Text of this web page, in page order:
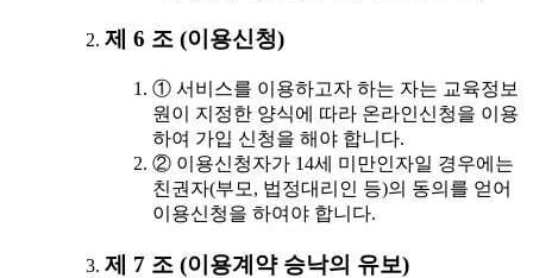
제 6 조 (이용신청)
① 서비스를 이용하고자 하는 자는 교육정보
원이 지정한 양식에 따라 온라인신청을 이용
하여 가입 신청을 해야 합니다.
② 이용신청자가 14세 미만인자일 경우에는
친권자(부모, 법정대리인 등)의 동의를 얻어
이용신청을 하여야 합니다.
제 7 조 (이용계약 승낙의 유보)